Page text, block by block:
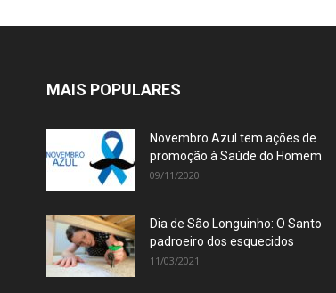
MAIS POPULARES
Novembro Azul tem ações de
promoção à Saúde do Homem
09/11/2020
Dia de São Longuinho: O Santo
padroeiro dos esquecidos
11/03/2021